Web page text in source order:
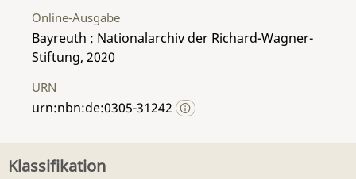
Online-Ausgabe
Bayreuth : Nationalarchiv der Richard-Wagner-
Stiftung, 2020
URN
urn:nbn:de:0305-31242
Klassifikation